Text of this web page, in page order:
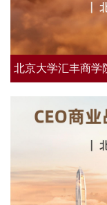
北京大学汇丰商学